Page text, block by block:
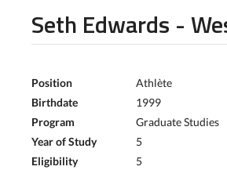
Seth Edwards -
Position
Athlète
Birthdate
1999
Program
Graduate Studies
Year of Study
5
Eligibility
5